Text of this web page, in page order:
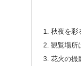
秋夜を彩
観覧場所
花火の撮